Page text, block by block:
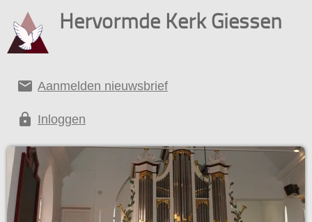
Hervormde Kerk Giessen
email Aanmelden nieuwsbrief
lock Inloggen